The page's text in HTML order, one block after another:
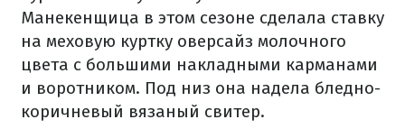
Манекенщица в этом сезоне сделала ставку
на меховую куртку оверсайз молочного
цвета с большими накладными карманами
и воротником. Под низ она надела бледно-
коричневый вязаный свитер.